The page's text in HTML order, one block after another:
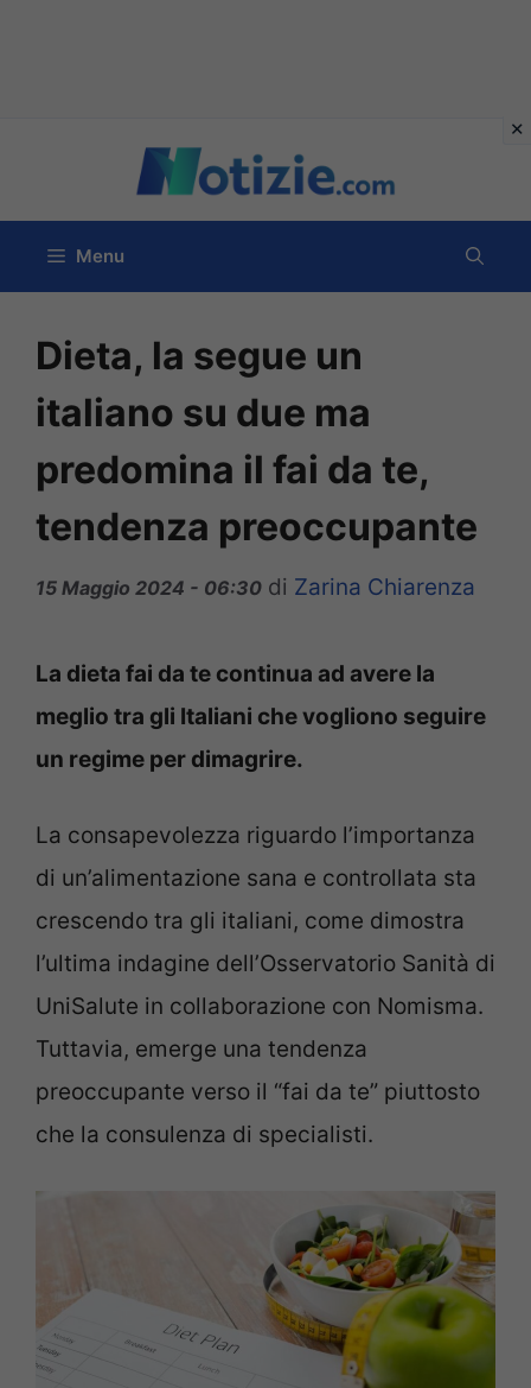
contenuto
Menu
Dieta, la segue un
italiano su due ma
predomina il fai da te,
tendenza preoccupante
15 Maggio 2024 - 06:30 di Zarina Chiarenza
La dieta fai da te continua ad avere la
meglio tra gli Italiani che vogliono seguire
un regime per dimagrire.
La consapevolezza riguardo l’importanza
di un’alimentazione sana e controllata sta
crescendo tra gli italiani, come dimostra
l’ultima indagine dell’Osservatorio Sanità di
UniSalute in collaborazione con Nomisma.
Tuttavia, emerge una tendenza
preoccupante verso il “fai da te” piuttosto
che la consulenza di specialisti.